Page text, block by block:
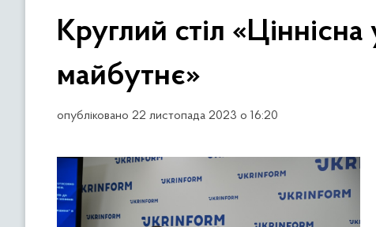
Круглий стіл «Ціннісна
майбутнє»
опубліковано 22 листопада 2023 о 16:20